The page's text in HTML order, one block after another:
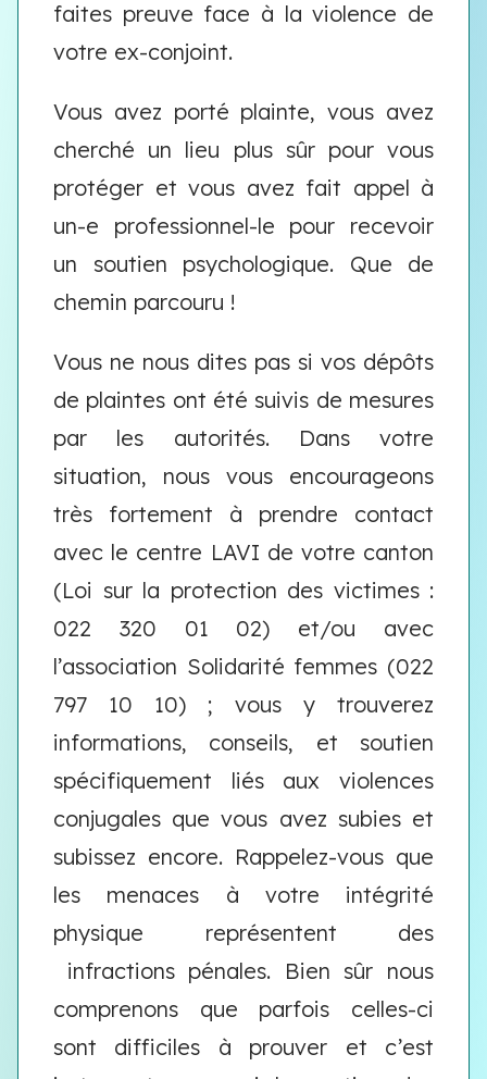
faites preuve face à la violence de
votre ex-conjoint.
Vous avez porté plainte, vous avez
cherché un lieu plus sûr pour vous
protéger et vous avez fait appel à
un-e professionnel-le pour recevoir
un soutien psychologique. Que de
chemin parcouru !
Vous ne nous dites pas si vos dépôts
de plaintes ont été suivis de mesures
par les autorités. Dans votre
situation, nous vous encourageons
très fortement à prendre contact
avec le centre LAVI de votre canton
(Loi sur la protection des victimes :
022 320 01 02) et/ou avec
l’association Solidarité femmes (022
797 10 10) ; vous y trouverez
informations, conseils, et soutien
spécifiquement liés aux violences
conjugales que vous avez subies et
subissez encore. Rappelez-vous que
les menaces à votre intégrité
physique représentent des
infractions pénales. Bien sûr nous
comprenons que parfois celles-ci
sont difficiles à prouver et c’est